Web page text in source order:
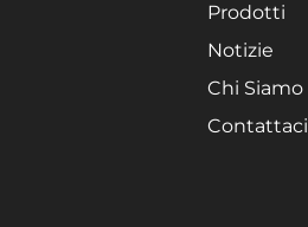
Prodotti
Notizie
Chi Siamo
Contattaci